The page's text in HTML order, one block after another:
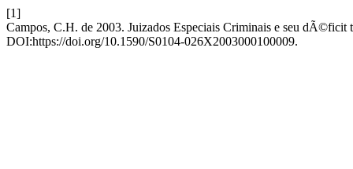
[1]
Campos, C.H. de 2003. Juizados Especiais Criminais e seu dÃ©ficit
DOI:https://doi.org/10.1590/S0104-026X2003000100009.